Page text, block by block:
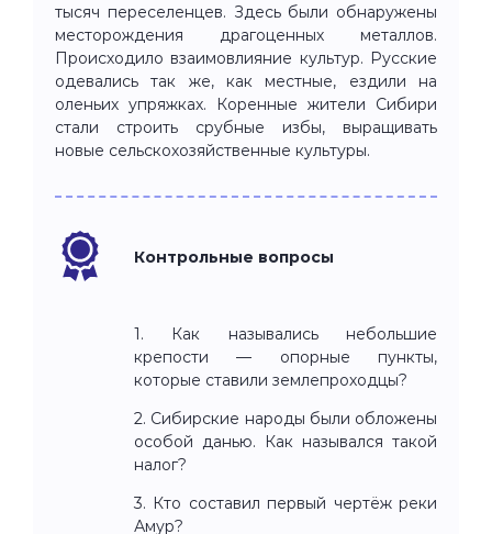
тысяч переселенцев. Здесь были обнаружены
месторождения драгоценных металлов.
Происходило взаимовлияние культур. Русские
одевались так же, как местные, ездили на
оленьих упряжках. Коренные жители Сибири
стали строить срубные избы, выращивать
новые сельскохозяйственные культуры.
Контрольные вопросы
1. Как назывались небольшие
крепости — опорные пункты,
которые ставили землепроходцы?
2. Сибирские народы были обложены
особой данью. Как назывался такой
налог?
3. Кто составил первый чертёж реки
Амур?